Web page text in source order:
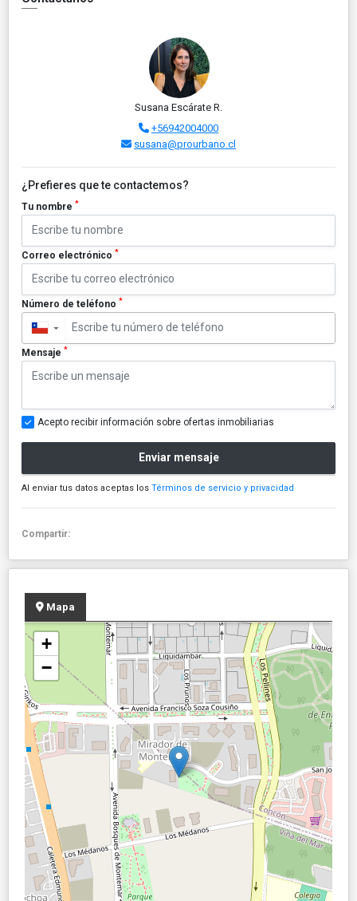
Susana Escárate R.
+56942004000
susana@prourbano.cl
¿Prefieres que te contactemos?
Tu nombre *
Correo electrónico *
Número de teléfono *
▼
Mensaje *
Acepto recibir información sobre ofertas inmobiliarias
Enviar mensaje
Al enviar tus datos aceptas los Términos de servicio y privacidad
Compartir:
Mapa
+
−